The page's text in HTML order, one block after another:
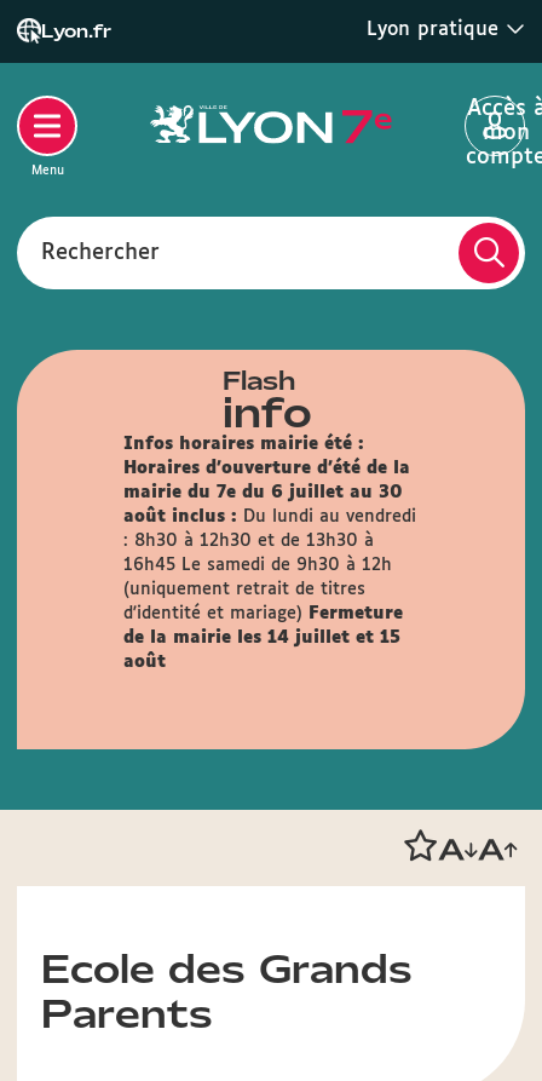
Lyon.fr Lyon pratique
Rechercher
Accès
mon
Menu
Flash
info
Infos horaires mairie été :
Horaires d'ouverture d'été de la
mairie du 7e du 6 juillet au 30
août inclus :
Du lundi au vendredi
: 8h30 à 12h30 et de 13h30 à
16h45
Le samedi de 9h30 à 12h
(uniquement retrait de titres
d'identité et mariage)
Fermeture
de la mairie les 14 juillet et 15
août
Ecole des Grands
Parents